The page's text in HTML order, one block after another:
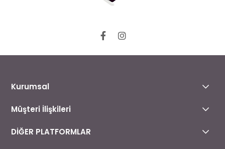
Kurumsal
Müşteri İlişkileri
DİĞER PLATFORMLAR